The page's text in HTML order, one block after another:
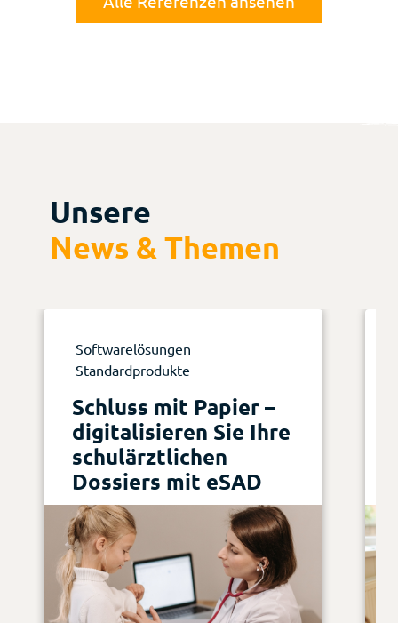
Unsere
News & Themen
Softwarelösungen
Standardprodukte
Schluss mit Papier –
digitalisieren Sie Ihre
schulärztlichen
Dossiers mit eSAD